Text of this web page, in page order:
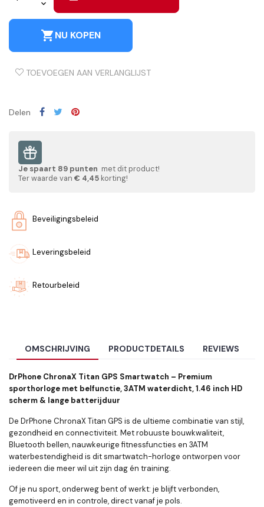
shopping_cartNU KOPEN
TOEVOEGEN AAN VERLANGLIJST
Delen
Je spaart 89 punten met dit product!
Ter waarde van € 4,45 korting!
Beveiligingsbeleid
Leveringsbeleid
Retourbeleid
OMSCHRIJVING PRODUCTDETAILS REVIEWS
DrPhone ChronaX Titan GPS Smartwatch – Premium
sporthorloge met belfunctie, 3ATM waterdicht, 1.46 inch HD
scherm & lange batterijduur
De DrPhone ChronaX Titan GPS is de ultieme combinatie van stijl,
gezondheid en connectiviteit. Met robuuste bouwkwaliteit,
Bluetooth bellen, nauwkeurige fitnessfuncties en 3ATM
waterbestendigheid is dit smartwatch-horloge ontworpen voor
iedereen die meer wil uit zijn dag én training.
Of je nu sport, onderweg bent of werkt: je blijft verbonden,
gemotiveerd en in controle, direct vanaf je pols.